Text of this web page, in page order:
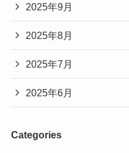
2025年9月
2025年8月
2025年7月
2025年6月
Categories